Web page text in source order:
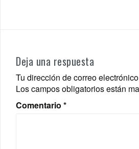
Deja una respuesta
Tu dirección de correo
Los campos obligatorios están
Comentario *